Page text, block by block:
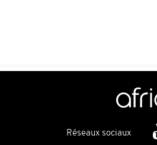
Réseaux sociaux